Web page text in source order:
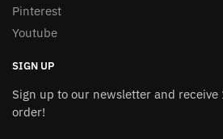
Pinterest
Youtube
SIGN UP
Sign up to our newsletter and
order!